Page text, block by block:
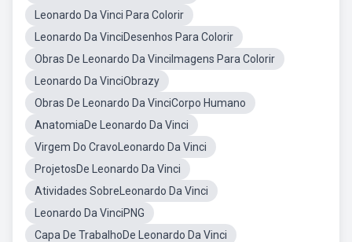
Leonardo Da Vinci Para Colorir
Leonardo Da VinciDesenhos Para Colorir
Obras De Leonardo Da VinciImagens Para Colorir
Leonardo Da VinciObrazy
Obras De Leonardo Da VinciCorpo Humano
AnatomiaDe Leonardo Da Vinci
Virgem Do CravoLeonardo Da Vinci
ProjetosDe Leonardo Da Vinci
Atividades SobreLeonardo Da Vinci
Leonardo Da VinciPNG
Capa De TrabalhoDe Leonardo Da Vinci